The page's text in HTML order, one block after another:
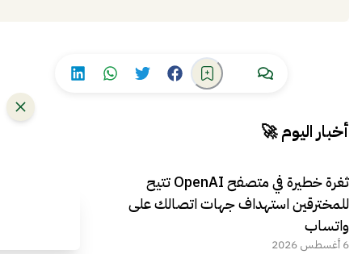
أخبار اليوم 🚀
ثغرة خطيرة في متصفح OpenAI تتيح
للمخترقين استهداف جهات اتصالك على
واتساب
6 أغسطس 2026